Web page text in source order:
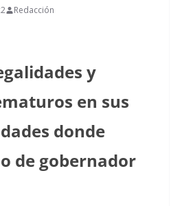
Redacción
y
en sus
donde
de gobernador